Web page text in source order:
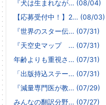
『犬は生まれなが... (08/04)
【応募受付中！】2... (08/03)
『世界のスター伝... (07/31)
『天空史マップ ... (07/31)
年齢よりも重視さ... (07/31)
「出版持込ステー... (07/31)
『減量専門医が教... (07/29)
みんなの翻訳分野... (07/27)